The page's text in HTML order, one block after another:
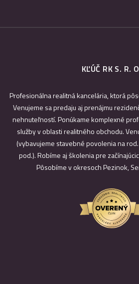
KĽÚČ RK S. R.
Profesionálna realitná kancelária, ktorá
Venujeme sa predaju aj prenájmu
nehnuteľností. Ponúkame komplexné
služby v oblasti realitného obchodu.
(vybavujeme stavebné povolenia na
pod.). Robíme aj školenia pre
Pôsobíme v okresoch Pezinok,